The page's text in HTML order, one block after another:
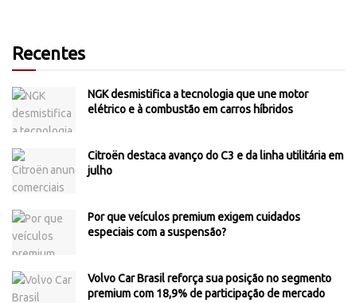
Recentes
NGK desmistifica a tecnologia que une motor
elétrico e à combustão em carros híbridos
Citroën destaca avanço do C3 e da linha utilitária em
julho
Por que veículos premium exigem cuidados
especiais com a suspensão?
Volvo Car Brasil reforça sua posição no segmento
premium com 18,9% de participação de mercado